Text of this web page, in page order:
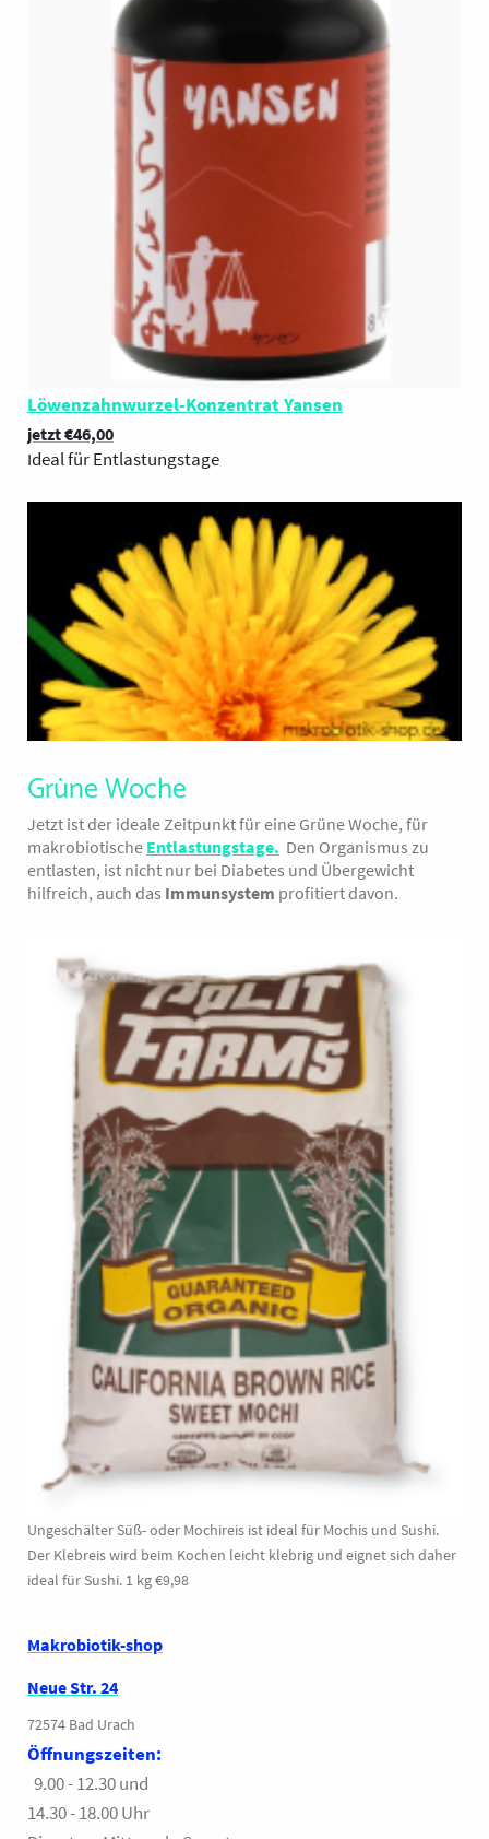
Löwenzahnwurzel-Konzentrat Yansen
jetzt €46,00
Ideal für Entlastungstage
Grüne Woche
Jetzt ist der ideale Zeitpunkt für eine Grüne Woche, für
makrobiotische Entlastungstage. Den Organismus zu
entlasten, ist nicht nur bei Diabetes und Übergewicht
hilfreich, auch das Immunsystem profitiert davon.
Ungeschälter Süß- oder Mochireis ist ideal für Mochis und Sushi.
Der Klebreis wird beim Kochen leicht klebrig und eignet sich daher
ideal für Sushi. 1 kg €9,98
Makrobiotik-shop
Neue Str. 24
72574 Bad Urach
Öffnungszeiten:
9.00 - 12.30 und
14.30 - 18.00 Uhr